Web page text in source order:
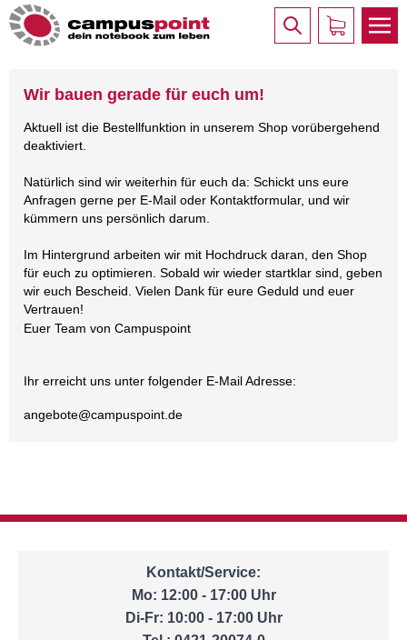
Wir bauen gerade für euch um!
Aktuell ist die Bestellfunktion in unserem Shop vorübergehend
deaktiviert.
Natürlich sind wir weiterhin für euch da: Schickt uns eure
Anfragen gerne per E-Mail oder Kontaktformular, und wir
kümmern uns persönlich darum.
Im Hintergrund arbeiten wir mit Hochdruck daran, den Shop
für euch zu optimieren. Sobald wir wieder startklar sind, geben
wir euch Bescheid. Vielen Dank für eure Geduld und euer
Vertrauen!
Euer Team von Campuspoint
Ihr erreicht uns unter folgender E-Mail Adresse:
angebote@campuspoint.de
Kontakt/Service:
Mo: 12:00 - 17:00 Uhr
Di-Fr: 10:00 - 17:00 Uhr